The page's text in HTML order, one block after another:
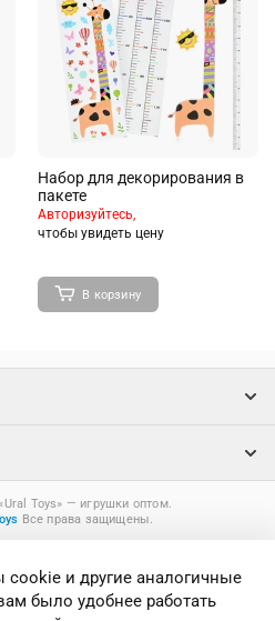
Набор для декорирования в
пакете
Авторизуйтесь,
чтобы увидеть цену
В корзину
Toys» ― игрушки оптом.
Все права защищены.
и другие аналогичные
было удобнее работать